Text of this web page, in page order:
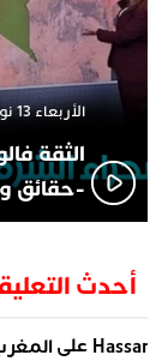
الأربعاء 13 نوفمبر 2024 - 11:56
-حقائق
أحدث
علىالمغرب